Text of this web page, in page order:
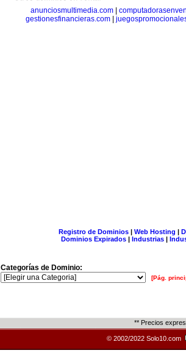
anunciosmultimedia.com
gestionesfinancieras.com
Registro de Dominios| Web Hosting |
Dominios Expirados | Industrias |
Categorías de Dominio:
[Pág.
** Precios
© 2002/2022 Solo10.com